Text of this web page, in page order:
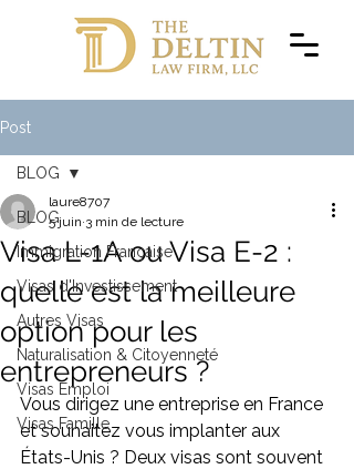
Post
BLOG
Immigration Française
Visas d'Investissement
Autres Visas
Naturalisation & Citoyenneté
Visas Emploi
Visas Famille
BLOG
Visa L-1A ou Visa E-2 :
quelle est la meilleure
option pour les
entrepreneurs ?
laure8707
5 juin 3 min de lecture
Vous dirigez une entreprise en France
et souhaitez vous implanter aux
États-Unis ? Deux visas sont souvent